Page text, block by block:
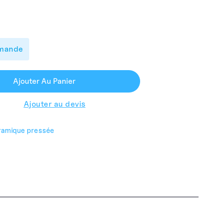
Ajouter Au Panier
Ajouter au devis
pressée